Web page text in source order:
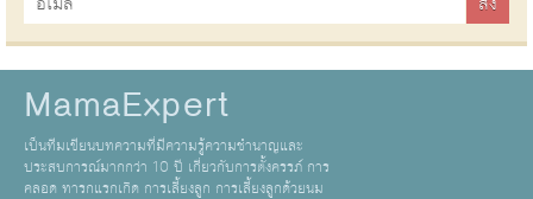
MamaExpert
เป็นทีมเขียนบทความที่มีความรู้ความชำนาญและ
ประสบการณ์มากกว่า 10 ปี เกี่ยวกับการตั้งครรภ์ การ
คลอด ทารกแรกเกิด การเลี้ยงลูก การเลี้ยงลูกด้วยนม